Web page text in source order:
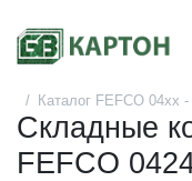
Каталог FEFCO 04xx
Складные
FEFCO